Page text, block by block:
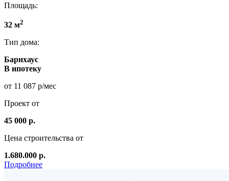
Площадь:
32 м2
Тип дома:
Барнхаус
В ипотеку
от 11 087 р/мес
Проект от
45 000 р.
Цена строительства от
1.680.000 р.
Подробнее